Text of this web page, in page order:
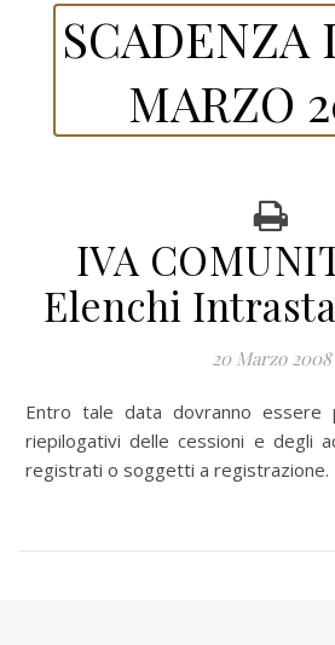
SCADENZA
MARZO
IVA
Elenchi
20 Marzo 2008
Entro tale data dovranno essere presentati gli elenchi
riepilogativi delle cessioni e degli
registrati o soggetti a registrazione.